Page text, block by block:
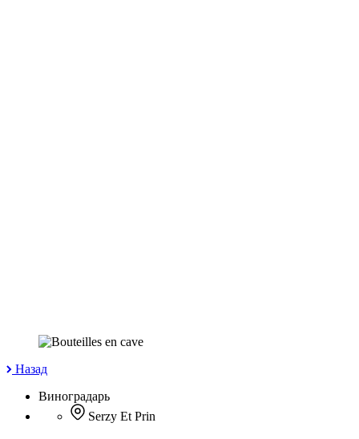
Назад
Виноградарь
Serzy Et Prin